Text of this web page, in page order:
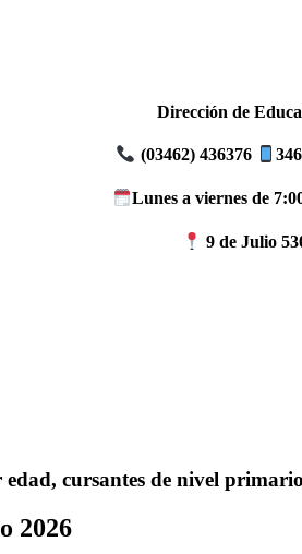
Dirección de
(03462) 436376
Lunes a viernes de
9 de Julio
edad, cursantes de nivel
2026